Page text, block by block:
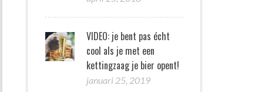
VIDEO: je bent pas écht
cool als je met een
kettingzaag je bier opent!
januari 25, 2019